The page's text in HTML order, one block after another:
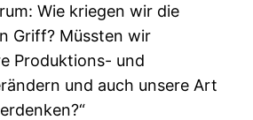
Wie kriegen wir die
Griff? Müssten wir
Produktions- und
und auch unsere Art